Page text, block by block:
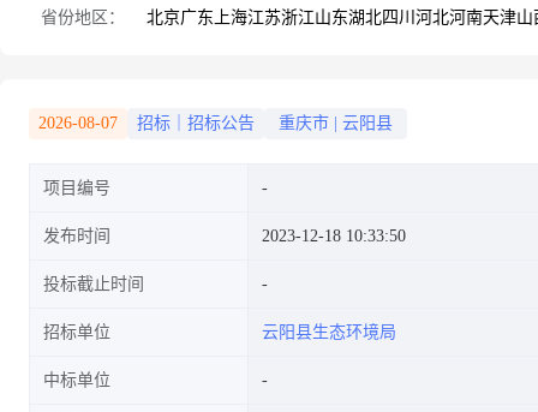
告
省份地区： 北京广东 上海江苏浙江山东湖北四川 河北河南天津山
2026-08-07 招标｜招标公告 重庆市 云阳县
项目编号
发布时间 2023-12-18 10:33:50
投标截止时间
招标单位 云阳县生态环境局
中标单位